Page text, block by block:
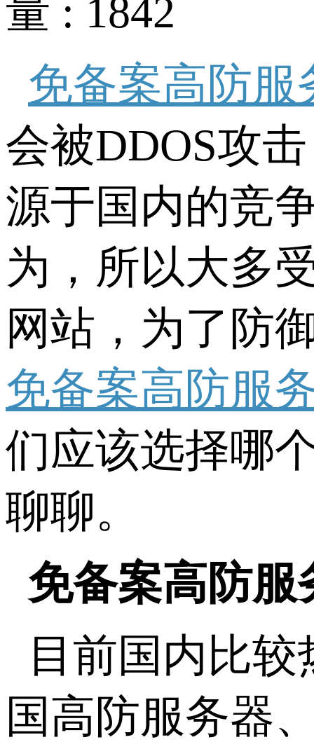
量 : 1842
免备案高防服
会被DDOS攻
源于国内的竞
为，所以大多
网站，为了防
免备案高防服
们应该选择哪
聊聊。
免备案高防服
目前国内比较
国高防服务器